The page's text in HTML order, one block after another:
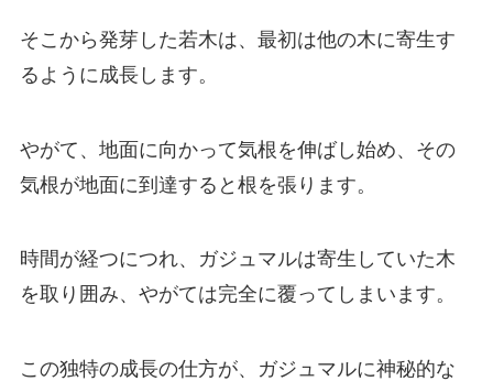
そこから発芽した若木は、最初は他の木に寄生す
るように成長します。
やがて、地面に向かって気根を伸ばし始め、その
気根が地面に到達すると根を張ります。
時間が経つにつれ、ガジュマルは寄生していた木
を取り囲み、やがては完全に覆ってしまいます。
この独特の成長の仕方が、ガジュマルに神秘的な